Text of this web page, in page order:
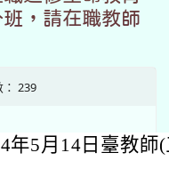
，請在職教師
239
年5月14日臺教師